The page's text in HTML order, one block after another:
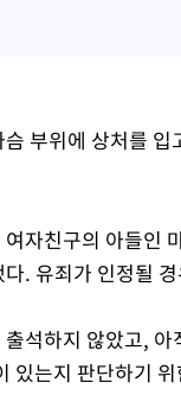
부위에 상처를
자친구의 아들인
. 유죄가 인정될
석하지 않았고,
있는지 판단하기